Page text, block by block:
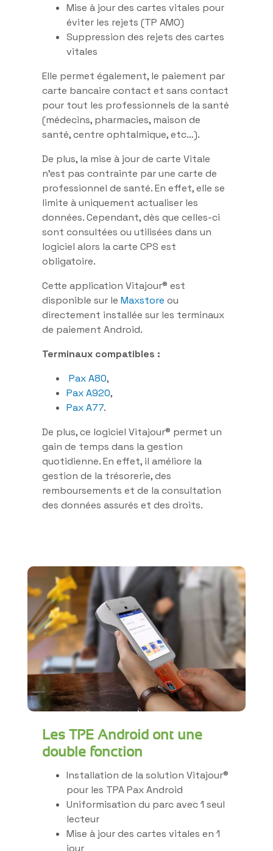
Mise à jour des cartes vitales pour
éviter les rejets (TP AMO)
Suppression des rejets des cartes
vitales
Elle permet également, le paiement par
carte bancaire contact et sans contact
pour tout les professionnels de la santé
(médecins, pharmacies, maison de
santé, centre ophtalmique, etc…).
De plus, la mise à jour de carte Vitale
n’est pas contrainte par une carte de
professionnel de santé. En effet, elle se
limite à uniquement actualiser les
données. Cependant, dès que celles-ci
sont consultées ou utilisées dans un
logiciel alors la carte CPS est
obligatoire.
Cette application Vitajour® est
disponible sur le Maxstore ou
directement installée sur les terminaux
de paiement Android.
Terminaux compatibles :
Pax A80,
Pax A920,
Pax A77.
De plus, ce logiciel Vitajour® permet un
gain de temps dans la gestion
quotidienne. En effet, il améliore la
gestion de la trésorerie, des
remboursements et de la consultation
des données assurés et des droits.
Les TPE Android ont une
double fonction
Installation de la solution Vitajour®
pour les TPA Pax Android
Uniformisation du parc avec 1 seul
lecteur
Mise à jour des cartes vitales en 1